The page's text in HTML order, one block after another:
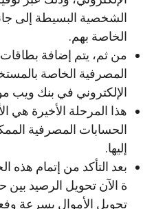
الشخصية البسيطة إلى
الخاصة بهم.
من ثم، يتم إضافة بطاقات
المصرفية الخاصة
الإلكتروني في بنك ويب
هذا المرحلة الأخيرة هي
الحسابات المصرفية
إليها.
بعد التأكد من إتمام
ة الآن تحويل الرصيد بين
تحويل الأموال بسرعة